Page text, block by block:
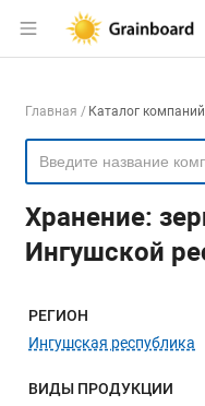
Раздел
Навигация по
Главная Каталог компаний
Хранение:
Ингушской
Меню
РЕГИОН
Ингушская республика
ВИДЫ ПРОДУКЦИИ